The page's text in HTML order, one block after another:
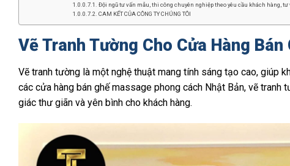
Đội ngũ tư vấn mẫu, thi công chuyên nghiệp theo yêu cầu khách hàng,
CAM KẾT CỦA CÔNG TY CHÚNG TÔI
Vẽ Tranh Tường Cho Cửa Hàng
Vẽ tranh tường là một nghệ thuật mang tính sáng tạo cao, giúp
các cửa hàng bán ghế massage phong cách Nhật Bản, vẽ
giác thư giãn và yên bình cho khách hàng.